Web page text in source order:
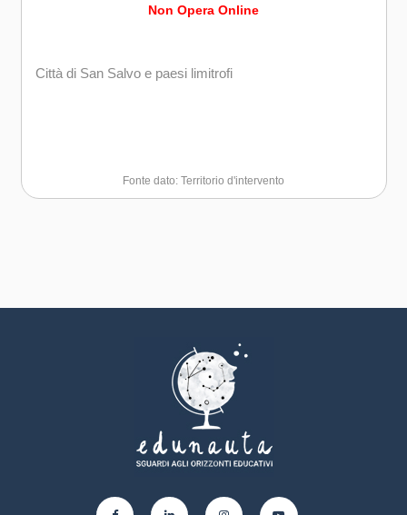
Non Opera Online
Città di San Salvo e paesi limitrofi
Fonte dato: Territorio d'intervento